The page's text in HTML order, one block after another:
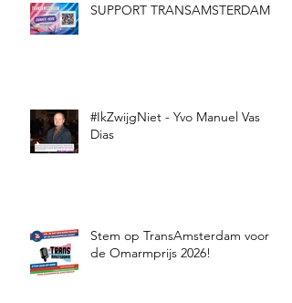
SUPPORT TRANSAMSTERDAM
#IkZwijgNiet - Yvo Manuel Vas
Dias
Stem op TransAmsterdam voor
de Omarmprijs 2026!